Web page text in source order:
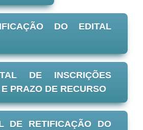
DO EDITAL
DE INSCRIÇÕES
PRAZO DE RECURSO
DE RETIFICAÇÃO DO